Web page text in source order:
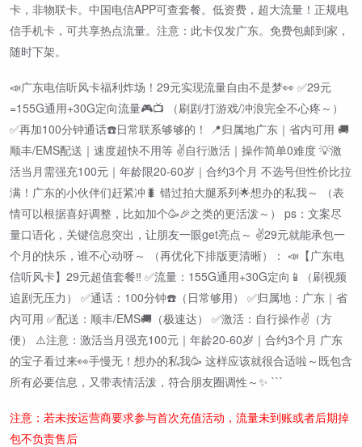
卡，非物联卡。中国电信APP可查套餐。低资费，超大流量！正规电
信手机卡，可共享热点流量。注意：此卡仅发广东。免费包邮到家，
随时下架。
📣广东电信听风卡福利炸场！29元实现流量自由不是梦👀 ✅29元
=155G通用+30G定向流量🎮📺 （刷剧/打游戏/冲浪完全不心疼～）
✅再加100分钟通话☎️日常联系够够的！ 📍归属地广东｜省内可用 🚚
顺丰/EMS配送｜速度超快不用等 ✌️自行激活｜操作简单0难度 💡激
活当月需强充100元｜年龄限20-60岁｜合约3个月 不选号但性价比拉
满！广东的小伙伴们赶紧冲🐛 错过拍大腿系列🌟想办的私我～ （表
情可以根据喜好调整，比如加个🥳🎉之类的更活泼～） ps：文案尽
量口语化，关键信息突出，让朋友一眼get亮点～ ✌️29元就能承包一
个月的快乐，谁不心动呀～ （再优化下排版更清晰）： 📣【广东电
信听风卡】29元超值套餐‼️ ✅流量：155G通用+30G定向📱（刷视频
追剧无压力） ✅通话：100分钟☎️（日常够用） ✅归属地：广东｜省
内可用 ✅配送：顺丰/EMS🚚（极速达） ✅激活：自行操作✌️（方
便） ⚠️注意：激活当月强充100元｜年龄20-60岁｜合约3个月 广东
的宝子看过来👀手慢无！想办的私我🥳 这样应该就很合适啦～既包含
所有必要信息，又带表情活泼，符合朋友圈调性～✨ ```
注意：若未按运营商要求参与首次充值活动，流量未到账或者后期掉
包不负责售后